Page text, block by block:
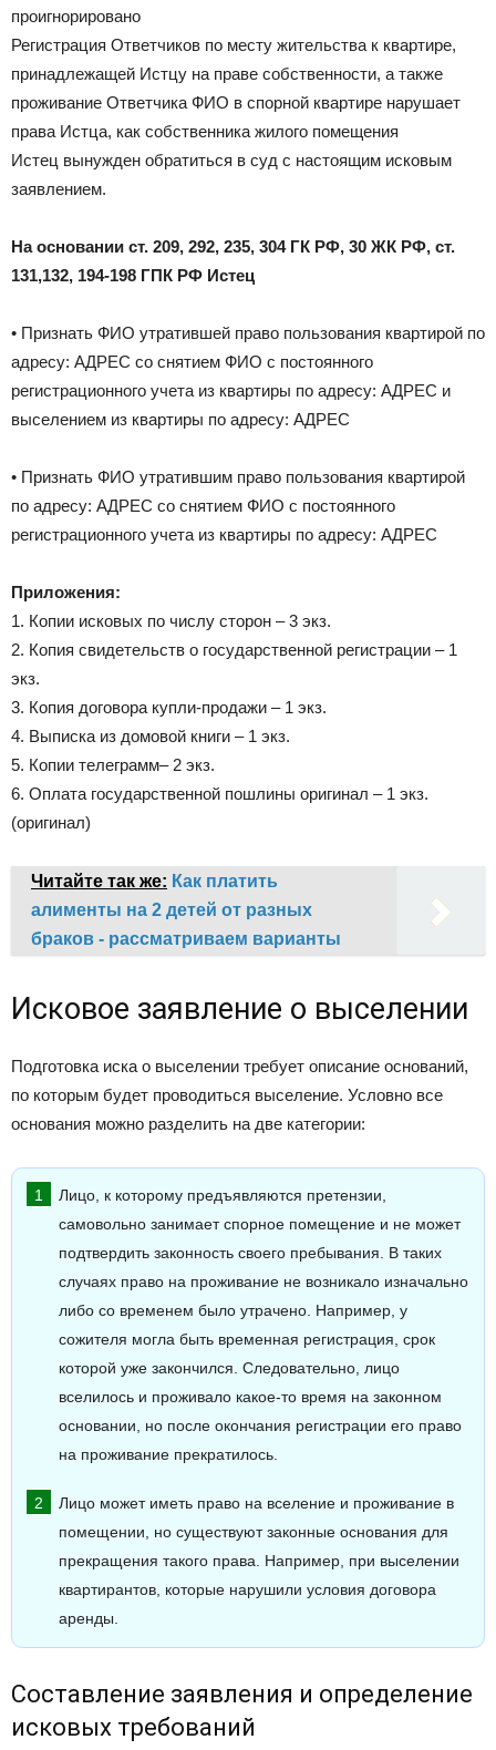
проигнорировано
Регистрация Ответчиков по месту жительства к квартире,
принадлежащей Истцу на праве собственности, а также
проживание Ответчика ФИО в спорной квартире нарушает
права Истца, как собственника жилого помещения
Истец вынужден обратиться в суд с настоящим исковым
заявлением.
На основании ст. 209, 292, 235, 304 ГК РФ, 30 ЖК РФ, ст.
131,132, 194-198 ГПК РФ Истец
• Признать ФИО утратившей право пользования квартирой по
адресу: АДРЕС со снятием ФИО с постоянного
регистрационного учета из квартиры по адресу: АДРЕС и
выселением из квартиры по адресу: АДРЕС
• Признать ФИО утратившим право пользования квартирой
по адресу: АДРЕС со снятием ФИО с постоянного
регистрационного учета из квартиры по адресу: АДРЕС
Приложения:
1. Копии исковых по числу сторон – 3 экз.
2. Копия свидетельств о государственной регистрации – 1
экз.
3. Копия договора купли-продажи – 1 экз.
4. Выписка из домовой книги – 1 экз.
5. Копии телеграмм– 2 экз.
6. Оплата государственной пошлины оригинал – 1 экз.
(оригинал)
Читайте так же: Как платить
алименты на 2 детей от разных
браков - рассматриваем варианты
Исковое заявление о выселении
Подготовка иска о выселении требует описание оснований,
по которым будет проводиться выселение. Условно все
основания можно разделить на две категории:
Лицо, к которому предъявляются претензии,
самовольно занимает спорное помещение и не может
подтвердить законность своего пребывания. В таких
случаях право на проживание не возникало изначально
либо со временем было утрачено. Например, у
сожителя могла быть временная регистрация, срок
которой уже закончился. Следовательно, лицо
вселилось и проживало какое-то время на законном
основании, но после окончания регистрации его право
на проживание прекратилось.
Лицо может иметь право на вселение и проживание в
помещении, но существуют законные основания для
прекращения такого права. Например, при выселении
квартирантов, которые нарушили условия договора
аренды.
Составление заявления и определение
исковых требований